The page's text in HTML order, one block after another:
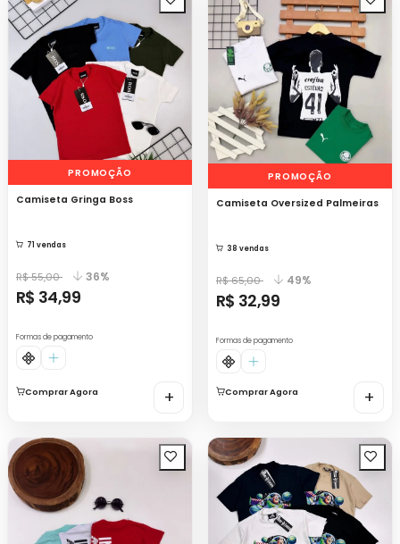
PROMOÇÃO
Camiseta Gringa Boss
71 vendas
R$ 55,00 36%
R$ 34,99
Formas de pagamento
Comprar Agora +
PROMOÇÃO
Camiseta Oversized Palmeiras
38 vendas
R$ 65,00 49%
R$ 32,99
Formas de pagamento
Comprar Agora +